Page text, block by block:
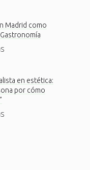
Madrid como
en estética:
por cómo